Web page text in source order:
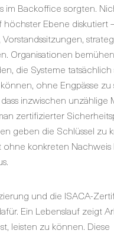
im Backoffice sorgten.
höchster Ebene diskutiert
Organisationen
die Systeme
ohne Engpässe zu
inzwischen unzählige
zertifizierter
geben die Schlüssel zu
ohne konkreten Nachweis
und die ISACA-
Ein Lebenslauf zeigt
leisten zu können. Diese